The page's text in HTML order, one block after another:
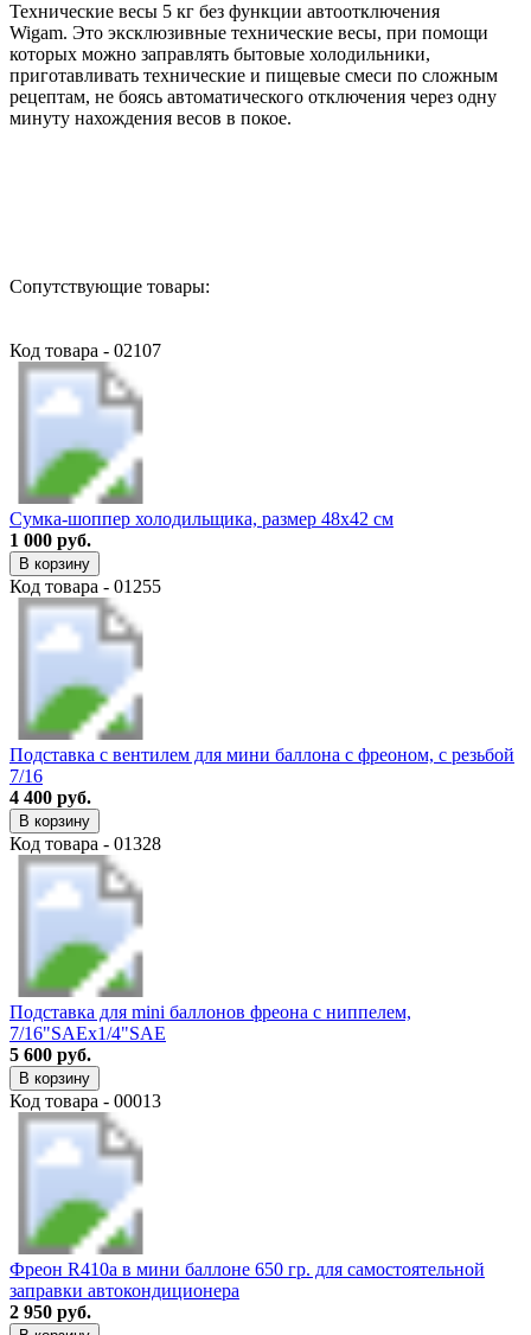
Технические весы 5 кг без функции автоотключения
Wigam. Это эксклюзивные технические весы, при помощи
которых можно заправлять бытовые холодильники,
приготавливать технические и пищевые смеси по сложным
рецептам, не боясь автоматического отключения через одну
минуту нахождения весов в покое.
Сопутствующие товары:
Код товара - 02107
Сумка-шоппер холодильщика, размер 48х42 см
1 000 руб.
В корзину
Код товара - 01255
Подставка с вентилем для мини баллона с фреоном, с резьбой
7/16
4 400 руб.
В корзину
Код товара - 01328
Подставка для mini баллонов фреона с ниппелем,
7/16"SAEх1/4"SAE
5 600 руб.
В корзину
Код товара - 00013
Фреон R410a в мини баллоне 650 гр. для самостоятельной
заправки автокондиционера
2 950 руб.